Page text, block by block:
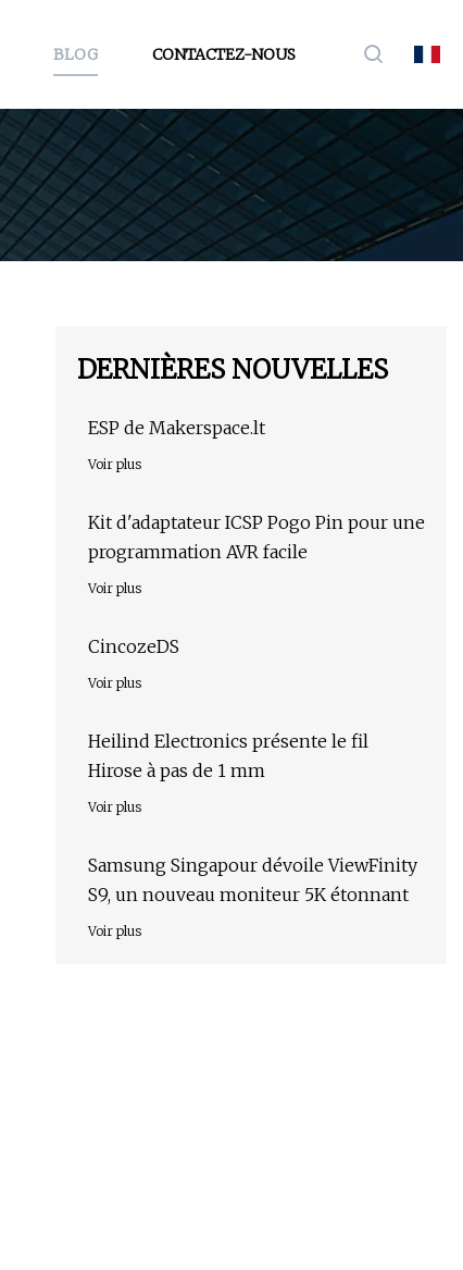
BLOG CONTACTEZ-NOUS
DERNIÈRES NOUVELLES
ESP de Makerspace.lt
Voir plus
Kit d'adaptateur ICSP Pogo Pin pour une
programmation AVR facile
Voir plus
CincozeDS
Voir plus
Heilind Electronics présente le fil
Hirose à pas de 1 mm
Voir plus
Samsung Singapour dévoile ViewFinity
S9, un nouveau moniteur 5K étonnant
Voir plus